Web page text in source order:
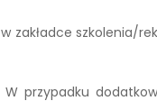
w zakładce szkolenia/
W przypadku